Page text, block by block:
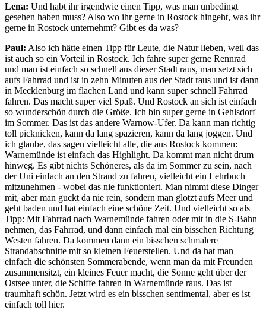
Lena: Und habt ihr irgendwie einen Tipp, was man unbedingt
gesehen haben muss? Also wo ihr gerne in Rostock hingeht, was ihr
gerne in Rostock unternehmt? Gibt es da was?
Paul: Also ich hätte einen Tipp für Leute, die Natur lieben, weil das
ist auch so ein Vorteil in Rostock. Ich fahre super gerne Rennrad
und man ist einfach so schnell aus dieser Stadt raus, man setzt sich
aufs Fahrrad und ist in zehn Minuten aus der Stadt raus und ist dann
in Mecklenburg im flachen Land und kann super schnell Fahrrad
fahren. Das macht super viel Spaß. Und Rostock an sich ist einfach
so wunderschön durch die Größe. Ich bin super gerne in Gehlsdorf
im Sommer. Das ist das andere Warnow-Ufer. Da kann man richtig
toll picknicken, kann da lang spazieren, kann da lang joggen. Und
ich glaube, das sagen vielleicht alle, die aus Rostock kommen:
Warnemünde ist einfach das Highlight. Da kommt man nicht drum
hinweg. Es gibt nichts Schöneres, als da im Sommer zu sein, nach
der Uni einfach an den Strand zu fahren, vielleicht ein Lehrbuch
mitzunehmen - wobei das nie funktioniert. Man nimmt diese Dinger
mit, aber man guckt da nie rein, sondern man glotzt aufs Meer und
geht baden und hat einfach eine schöne Zeit. Und vielleicht so als
Tipp: Mit Fahrrad nach Warnemünde fahren oder mit in die S-Bahn
nehmen, das Fahrrad, und dann einfach mal ein bisschen Richtung
Westen fahren. Da kommen dann ein bisschen schmalere
Strandabschnitte mit so kleinen Feuerstellen. Und da hat man
einfach die schönsten Sommerabende, wenn man da mit Freunden
zusammensitzt, ein kleines Feuer macht, die Sonne geht über der
Ostsee unter, die Schiffe fahren in Warnemünde raus. Das ist
traumhaft schön. Jetzt wird es ein bisschen sentimental, aber es ist
einfach toll hier.